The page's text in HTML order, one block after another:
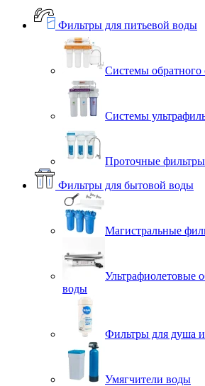
Фильтры для питьевой воды
Системы обратного
Системы
Проточные
Фильтры для бытовой воды
Магистральные
Ультрафиолетовые
воды
Фильтры для душа
Умягчители воды